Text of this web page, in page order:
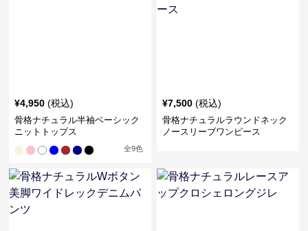
¥4,950 (税込)
骨格ナチュラル半袖ベーシック
ニットトップス
全9色
¥7,500 (税込)
骨格ナチュラルラウンドネック
ノースリーブワンピース